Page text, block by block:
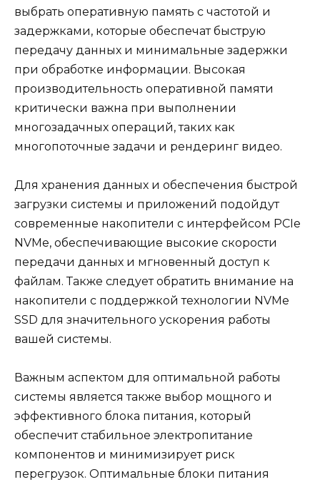
выбрать оперативную память с частотой и
задержками, которые обеспечат быструю
передачу данных и минимальные задержки
при обработке информации. Высокая
производительность оперативной памяти
критически важна при выполнении
многозадачных операций, таких как
многопоточные задачи и рендеринг видео.
Для хранения данных и обеспечения быстрой
загрузки системы и приложений подойдут
современные накопители с интерфейсом PCIe
NVMe, обеспечивающие высокие скорости
передачи данных и мгновенный доступ к
файлам. Также следует обратить внимание на
накопители с поддержкой технологии NVMe
SSD для значительного ускорения работы
вашей системы.
Важным аспектом для оптимальной работы
системы является также выбор мощного и
эффективного блока питания, который
обеспечит стабильное электропитание
компонентов и минимизирует риск
перегрузок. Оптимальные блоки питания